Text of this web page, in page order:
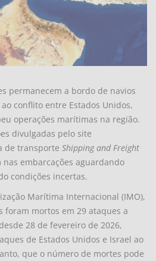
permanecem a bordo de navios
conflito entre Estados Unidos,
operações marítimas na região.
divulgadas pelo site
de transporte Shipping and Freight
nas embarcações aguardando
condições incertas.
Marítima Internacional (IMO),
foram mortos em 29 ataques a
28 de fevereiro de 2026,
de Estados Unidos e Israel ao
que o número de mortes pode